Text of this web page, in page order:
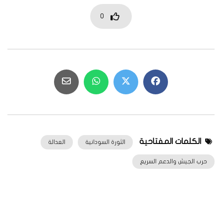
0
الكلمات المفتاحية الثورة السودانية العدالة
حرب الجيش والدعم السريع